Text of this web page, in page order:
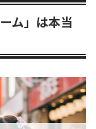
ム」は本当